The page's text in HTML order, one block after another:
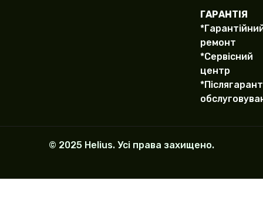
ГАРАНТІЯ
ремонт
*Сервісний
центр
© 2025 Helius. Усі права захищено.